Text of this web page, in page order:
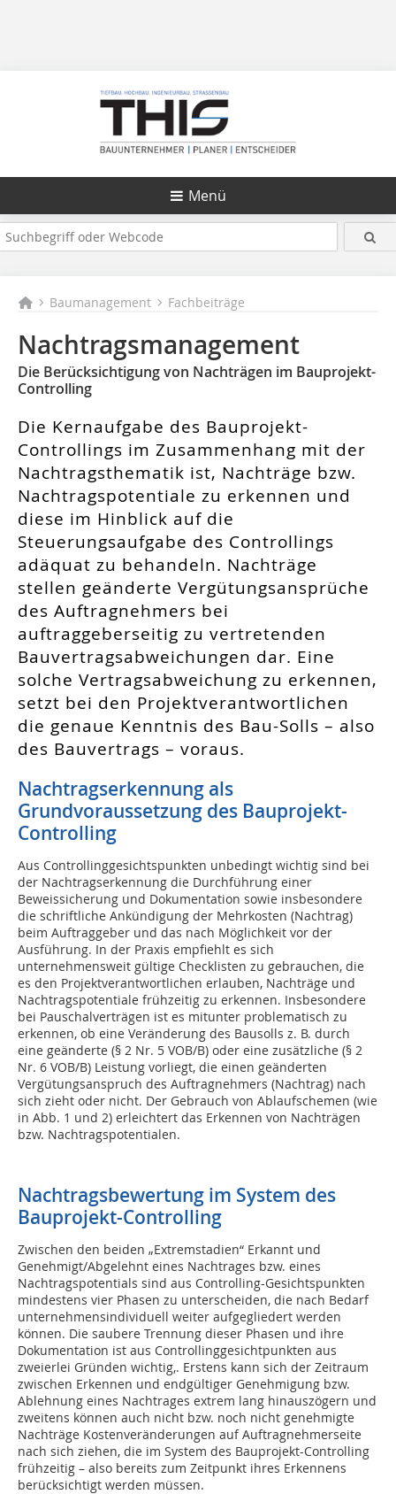
Menü
Baumanagement Fachbeiträge
Nachtragsmanagement
Die Berücksichtigung von Nachträgen im Bauprojekt-
Controlling
Die Kernaufgabe des Bauprojekt-
Controllings im Zusammenhang mit der
Nachtragsthematik ist, Nachträge bzw.
Nachtragspotentiale zu erkennen und
diese im Hinblick auf die
Steuerungsaufgabe des Controllings
adäquat zu behandeln. Nachträge
stellen geänderte Vergütungsansprüche
des Auftragnehmers bei
auftraggeberseitig zu vertretenden
Bauvertragsabweichungen dar. Eine
solche Vertragsabweichung zu erkennen,
setzt bei den Projektverantwortlichen
die genaue Kenntnis des Bau-Solls – also
des Bauvertrags – voraus.
Nachtragserkennung als
Grundvoraussetzung des Bauprojekt-
Controlling
Aus Controllinggesichtspunkten unbedingt wichtig sind bei
der Nachtragserkennung die Durchführung einer
Beweissicherung und Dokumentation sowie insbesondere
die schriftliche Ankündigung der Mehrkosten (Nachtrag)
beim Auftraggeber und das nach Möglichkeit vor der
Ausführung. In der Praxis empfiehlt es sich
unternehmensweit gültige Checklisten zu gebrauchen, die
es den Projektverantwortlichen erlauben, Nachträge und
Nachtragspotentiale frühzeitig zu erkennen. Insbesondere
bei Pauschalverträgen ist es mitunter problematisch zu
erkennen, ob eine Veränderung des Bausolls z. B. durch
eine geänderte (§ 2 Nr. 5 VOB/B) oder eine zusätzliche (§ 2
Nr. 6 VOB/B) Leistung vorliegt, die einen geänderten
Vergütungsanspruch des Auftragnehmers (Nachtrag) nach
sich zieht oder nicht. Der Gebrauch von Ablaufschemen (wie
in Abb. 1 und 2) erleichtert das Erkennen von Nachträgen
bzw. Nachtragspotentialen.
Nachtragsbewertung im System des
Bauprojekt-Controlling
Zwischen den beiden „Extremstadien“ Erkannt und
Genehmigt/Abgelehnt eines Nachtrages bzw. eines
Nachtragspotentials sind aus Controlling-Gesichtspunkten
mindestens vier Phasen zu unterscheiden, die nach Bedarf
unternehmensindividuell weiter aufgegliedert werden
können. Die saubere Trennung dieser Phasen und ihre
Dokumentation ist aus Controllinggesichtpunkten aus
zweierlei Gründen wichtig,. Erstens kann sich der Zeitraum
zwischen Erkennen und endgültiger Genehmigung bzw.
Ablehnung eines Nachtrages extrem lang hinauszögern und
zweitens können auch nicht bzw. noch nicht genehmigte
Nachträge Kostenveränderungen auf Auftragnehmerseite
nach sich ziehen, die im System des Bauprojekt-Controlling
frühzeitig – also bereits zum Zeitpunkt ihres Erkennens
berücksichtigt werden müssen.